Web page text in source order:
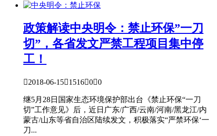
政策解读中央明令：禁止环保”一刀
切”，各省发文严禁工程项目集中停
工！
2018-06-15151600
继5月28日国家生态环境保护部出台《禁止环保“一刀
切”工作意见》后，近日广东/广西/云南/河南/黑龙江/内
蒙古/山东等省自治区陆续发文，积极落实“严禁环保‘一
刀...